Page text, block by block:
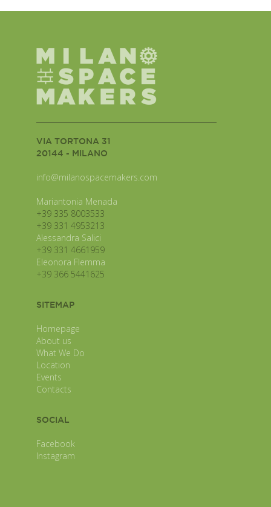
VIA TORTONA 31
20144 - MILANO
info@milanospacemakers.com
Mariantonia Menada
+39 335 8003533
+39 331 4953213
Alessandra Salici
+39 331 4661959
Eleonora Flemma
+39 366 5441625
SITEMAP
Homepage
About us
What We Do
Location
Events
Contacts
SOCIAL
Facebook
Instagram